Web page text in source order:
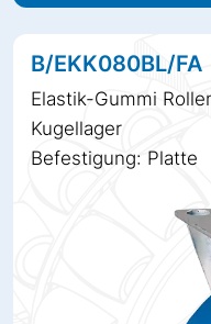
B/EKK080BL/FA
Elastik-Gummi
Kugellager
Befestigung: Platte